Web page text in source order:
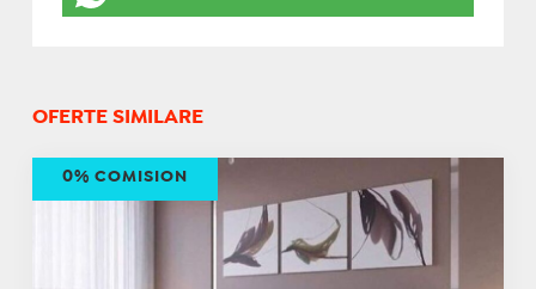
OFERTE SIMILARE
0% COMISION